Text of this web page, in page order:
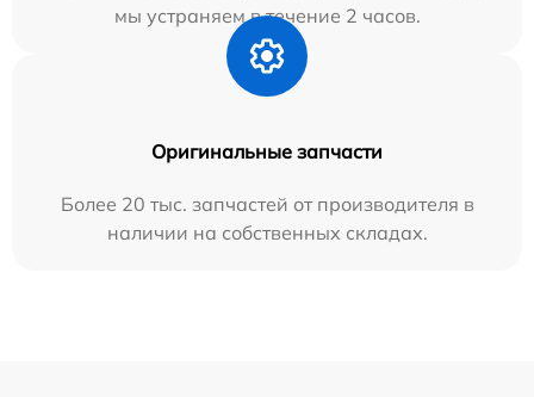
мы устраняем в течение 2 часов.
Оригинальные запчасти
Более 20 тыс. запчастей от производителя в
наличии на собственных складах.